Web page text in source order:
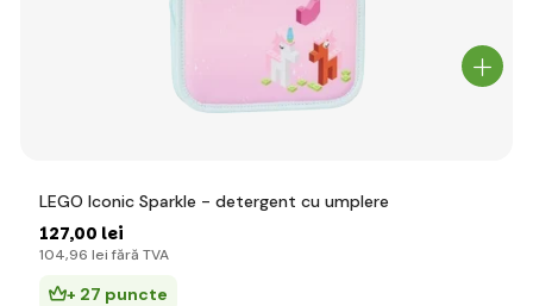
LEGO Iconic Sparkle - detergent cu umplere
127,00 lei
104,96 lei fără TVA
+ 27 puncte